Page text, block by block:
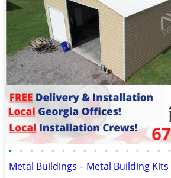
• • • • • • • • • • • • • • • •
Metal Buildings – Metal Building Kits